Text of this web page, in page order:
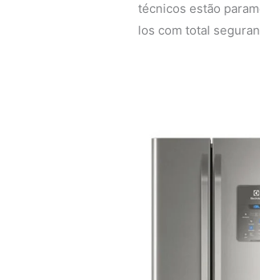
técnicos estão
los com total